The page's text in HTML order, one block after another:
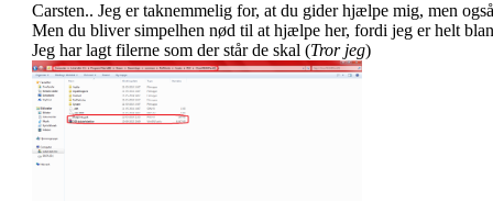
Carsten.. Jeg er taknemmelig for, at du gider hjælpe mig, men
Men du bliver simpelhen nød til at hjælpe her, fordi jeg er helt
Jeg har lagt filerne som der står de skal (Tror jeg)